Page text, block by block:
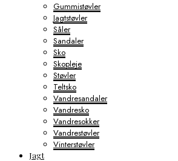
Gummistøvler
Jagtstøvler
Såler
Sandaler
Sko
Skopleje
Støvler
Teltsko
Vandresandaler
Vandresko
Vandresokker
Vandrestøvler
Vinterstøvler
Jagt